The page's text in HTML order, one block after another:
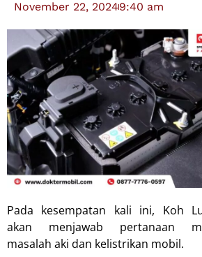
November 22, 20249:40 am
Pada kesempatan kali ini, Koh
akan menjawab pertanaan
masalah aki dan kelistrikan mobil.